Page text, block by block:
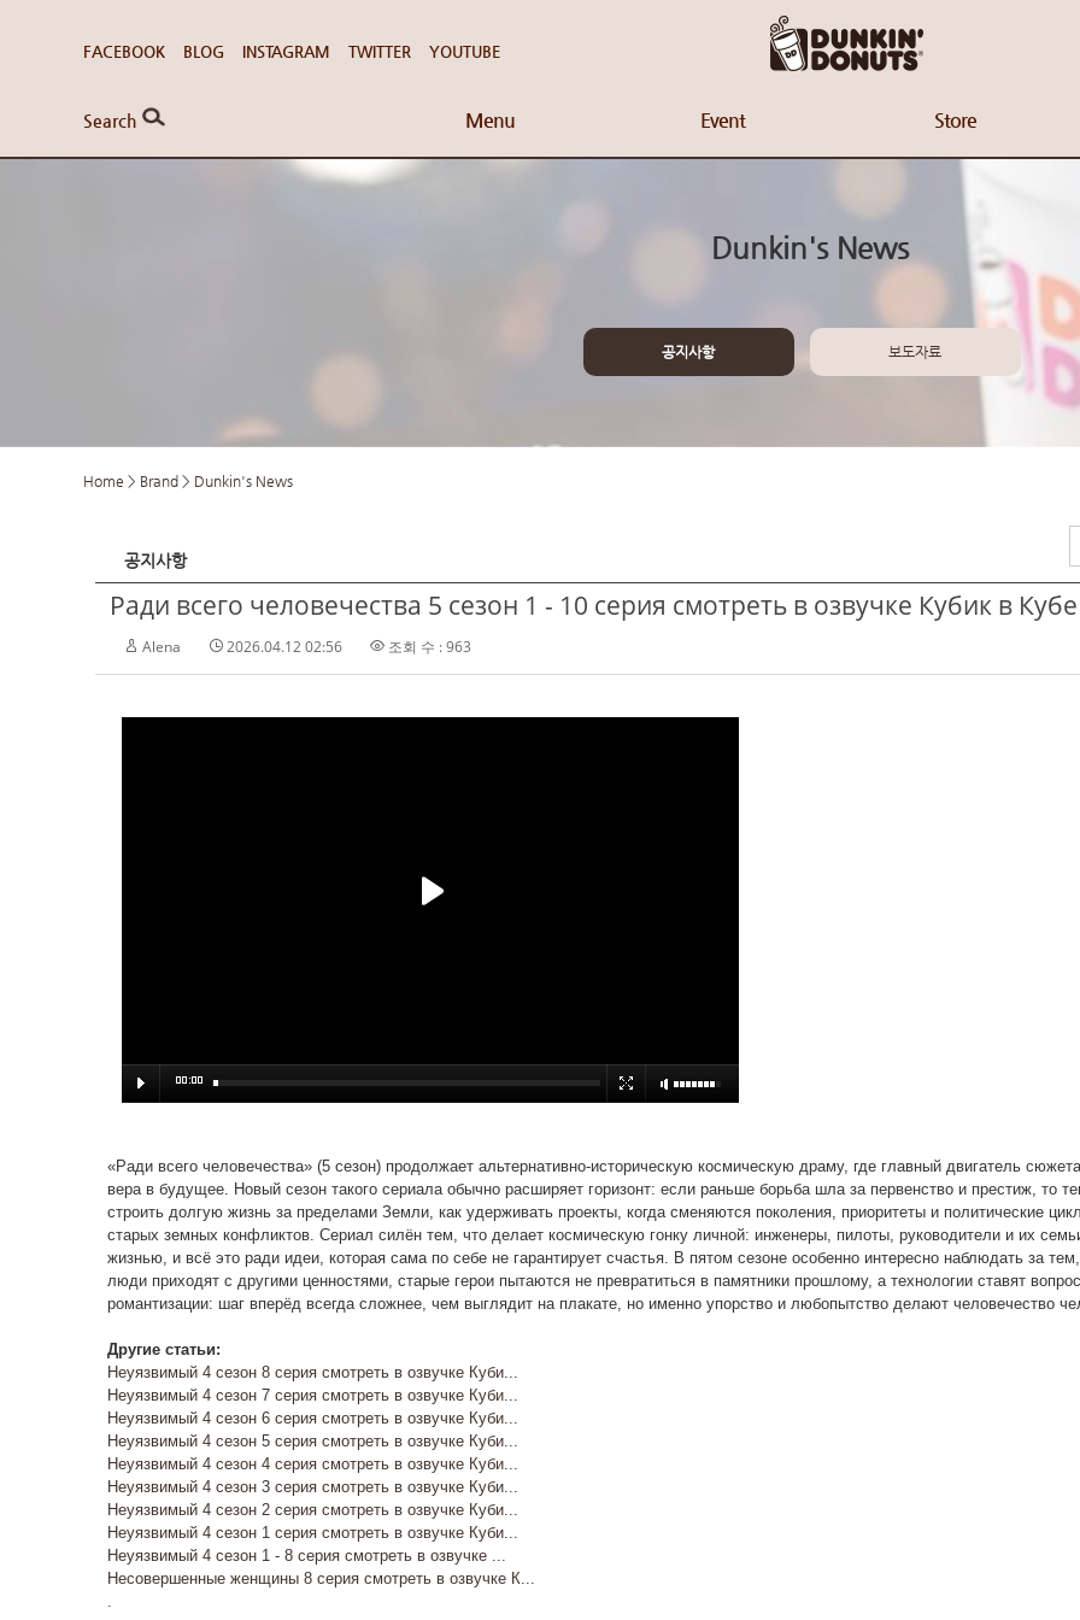
FACEBOOK BLOG INSTAGRAM TWITTER YOUTUBE
Search Menu Event Store
Dunkin's News
Home > Brand > Dunkin's News
공지사항 보도자료
공지사항
Ради всего человечества 5 сезон 1 - 10 серия смотреть в озвучке Кубик в Кубе
Alena 2026.04.12 02:56 조회 수 : 963
«Ради всего человечества» (5 сезон) продолжает альтернативно‑историческую космическую драму, где главный двигатель
вера в будущее. Новый сезон такого сериала обычно расширяет горизонт: если раньше борьба шла за первенство и престиж, то
строить долгую жизнь за пределами Земли, как удерживать проекты, когда сменяются поколения, приоритеты и политические
старых земных конфликтов. Сериал силён тем, что делает космическую гонку личной: инженеры, пилоты, руководители и их
жизнью, и всё это ради идеи, которая сама по себе не гарантирует счастья. В пятом сезоне особенно интересно наблюдать за
люди приходят с другими ценностями, старые герои пытаются не превратиться в памятники прошлому, а технологии ставят
романтизации: шаг вперёд всегда сложнее, чем выглядит на плакате, но именно упорство и любопытство делают человечество
Другие статьи:
Неуязвимый 4 сезон 8 серия смотреть в озвучке Куби...
Неуязвимый 4 сезон 7 серия смотреть в озвучке Куби...
Неуязвимый 4 сезон 6 серия смотреть в озвучке Куби...
Неуязвимый 4 сезон 5 серия смотреть в озвучке Куби...
Неуязвимый 4 сезон 4 серия смотреть в озвучке Куби...
Неуязвимый 4 сезон 3 серия смотреть в озвучке Куби...
Неуязвимый 4 сезон 2 серия смотреть в озвучке Куби...
Неуязвимый 4 сезон 1 серия смотреть в озвучке Куби...
Неуязвимый 4 сезон 1 - 8 серия смотреть в озвучке ...
Несовершенные женщины 8 серия смотреть в озвучке К...
.